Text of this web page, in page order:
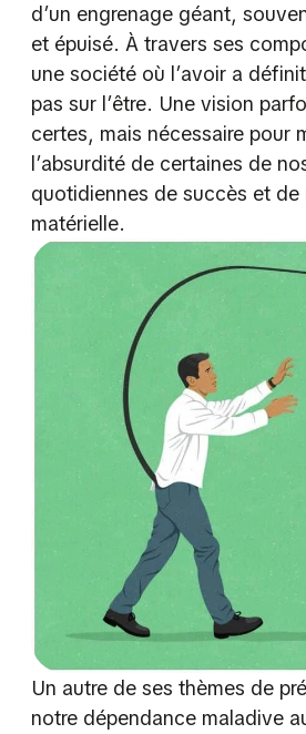
d’un engrenage géant,
et épuisé. À travers ses
une société où l’avoir a
pas sur l’être. Une vision
certes, mais nécessaire pour
l’absurdité de certaines de
quotidiennes de succès et de
matérielle.
Un autre de ses thèmes de
notre dépendance maladive